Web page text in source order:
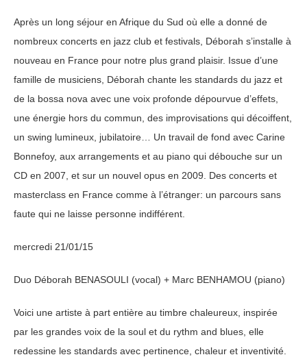
Après un long séjour en Afrique du Sud où elle a donné de
nombreux concerts en jazz club et festivals, Déborah s’installe à
nouveau en France pour notre plus grand plaisir. Issue d’une
famille de musiciens, Déborah chante les standards du jazz et
de la bossa nova avec une voix profonde dépourvue d’effets,
une énergie hors du commun, des improvisations qui décoiffent,
un swing lumineux, jubilatoire… Un travail de fond avec Carine
Bonnefoy, aux arrangements et au piano qui débouche sur un
CD en 2007, et sur un nouvel opus en 2009. Des concerts et
masterclass en France comme à l’étranger: un parcours sans
faute qui ne laisse personne indifférent.
mercredi 21/01/15
Duo Déborah BENASOULI (vocal) + Marc BENHAMOU (piano)
Voici une artiste à part entière au timbre chaleureux, inspirée
par les grandes voix de la soul et du rythm and blues, elle
redessine les standards avec pertinence, chaleur et inventivité.